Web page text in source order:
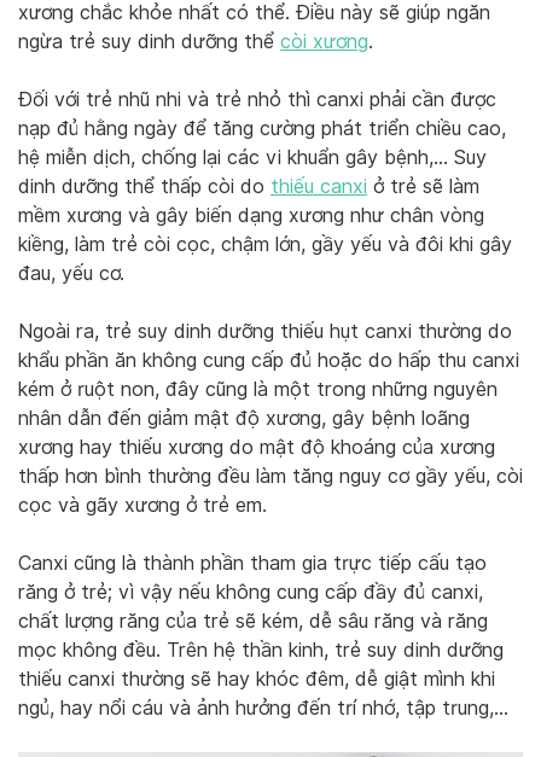
xương chắc khỏe nhất có thể. Điều này sẽ giúp ngăn
ngừa trẻ suy dinh dưỡng thể còi xương.
Đối với trẻ nhũ nhi và trẻ nhỏ thì canxi phải cần được
nạp đủ hằng ngày để tăng cường phát triển chiều cao,
hệ miễn dịch, chống lại các vi khuẩn gây bệnh,… Suy
dinh dưỡng thể thấp còi do thiếu canxi ở trẻ sẽ làm
mềm xương và gây biến dạng xương như chân vòng
kiềng, làm trẻ còi cọc, chậm lớn, gầy yếu và đôi khi gây
đau, yếu cơ.
Ngoài ra, trẻ suy dinh dưỡng thiếu hụt canxi thường do
khẩu phần ăn không cung cấp đủ hoặc do hấp thu canxi
kém ở ruột non, đây cũng là một trong những nguyên
nhân dẫn đến giảm mật độ xương, gây bệnh loãng
xương hay thiếu xương do mật độ khoáng của xương
thấp hơn bình thường đều làm tăng nguy cơ gầy yếu, còi
cọc và gãy xương ở trẻ em.
Canxi cũng là thành phần tham gia trực tiếp cấu tạo
răng ở trẻ; vì vậy nếu không cung cấp đầy đủ canxi,
chất lượng răng của trẻ sẽ kém, dễ sâu răng và răng
mọc không đều. Trên hệ thần kinh, trẻ suy dinh dưỡng
thiếu canxi thường sẽ hay khóc đêm, dễ giật mình khi
ngủ, hay nổi cáu và ảnh hưởng đến trí nhớ, tập trung,…